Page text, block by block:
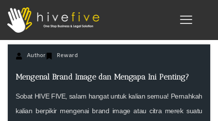
Author Reward
Mengenal Brand Image dan Mengapa Ini Penting?
Sobat HIVE FIVE, salam hangat untuk kalian semua! Pernahkah
kalian berpikir mengenai brand image atau citra merek suatu